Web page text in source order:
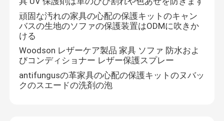
スエードのヌバックの保護装置のスプレー
生地の保護装置のスプレー
生地のDeodorizerのスプレー
頑固な汚れの家具の心配の保護キットのキャン
バスの生地のソファの保護装置はODMに吹きか
ける
Woodson レザーケア製品 家具 ソファ 防水およ
びコンディショナー レザー保護スプレー
antifungusの革家具の心配の保護キットのヌバッ
クのスエードの洗剤の泡